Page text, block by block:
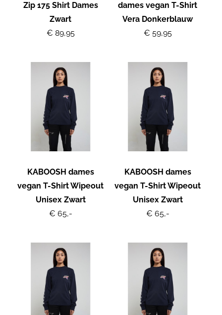
Zip 175 Shirt Dames
Zwart
€ 89,95
dames vegan T-Shirt
Vera Donkerblauw
€ 59,95
KABOOSH dames
vegan T-Shirt Wipeout
Unisex Zwart
€ 65,-
KABOOSH dames
vegan T-Shirt Wipeout
Unisex Zwart
€ 65,-